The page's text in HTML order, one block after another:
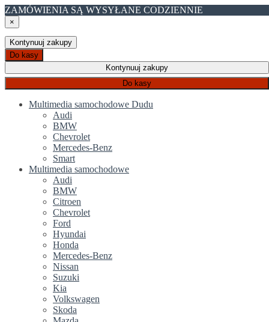
ZAMÓWIENIA SĄ WYSYŁANE CODZIENNIE
×
Kontynuuj zakupy
Do kasy
Kontynuuj zakupy
Do kasy
Multimedia samochodowe Dudu
Audi
BMW
Chevrolet
Mercedes-Benz
Smart
Multimedia samochodowe
Audi
BMW
Citroen
Chevrolet
Ford
Hyundai
Honda
Mercedes-Benz
Nissan
Suzuki
Kia
Volkswagen
Skoda